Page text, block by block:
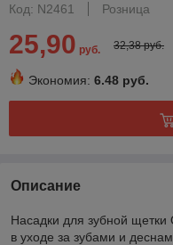
Код: N2461
Розница
25,90 руб. 32,38 руб.
Экономия: 6.48 руб.
Описание
Насадки для зубной
в уходе за зубами и